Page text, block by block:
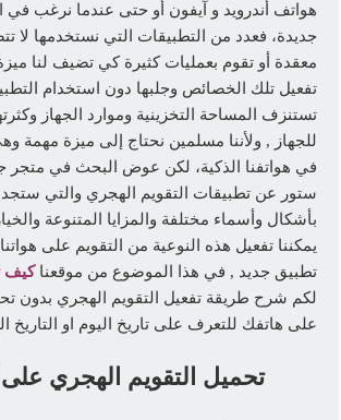
هواتف أندرويد و آيفون أو حتى عندما نرغب
جديدة، فعدد من التطبيقات التي نستخدمها لا
معقدة أو تقوم بعمليات كثيرة كي تضيف لنا
تفعيل تلك الخصائص وجلبها دون استخدام
تستنزف المساحة التخزينية وموارد الجهاز
للجهاز , ولأننا مسلمين نحتاج إلى ميزة مهمة
في هواتفنا الذكية، لكن عوض البحث في متجر
ستور عن تطبيقات التقويم الهجري والتي ستجد
بأشكال وأسماء مختلفة والمزايا المتنوعة
يمكننا تفعيل هذه النوعية من التقويم على
تطبيق جديد , في هذا الموضوع من موقعناكيف
لكم شرح طريقة تفعيل التقويم الهجري بدون
على هاتفك للتعرف على تاريخ اليوم او التاريخ
تحميل التقويم الهجري